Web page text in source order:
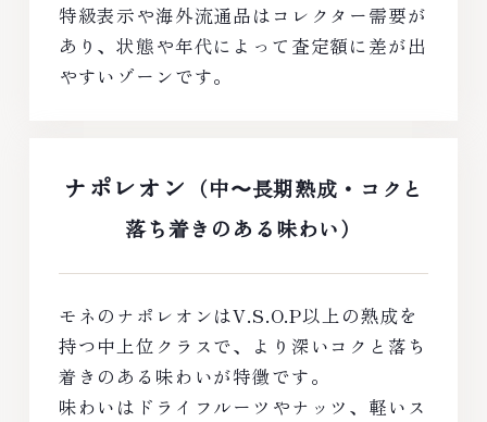
特級表示や海外流通品はコレクター需要が
あり、状態や年代によって査定額に差が出
やすいゾーンです。
ナポレオン （中〜長期熟成・コクと
落ち着きのある味わい）
モネのナポレオンはV.S.O.P以上の熟成を
持つ中上位クラスで、より深いコクと落ち
着きのある味わいが特徴です。
味わいはドライフルーツやナッツ、軽いス